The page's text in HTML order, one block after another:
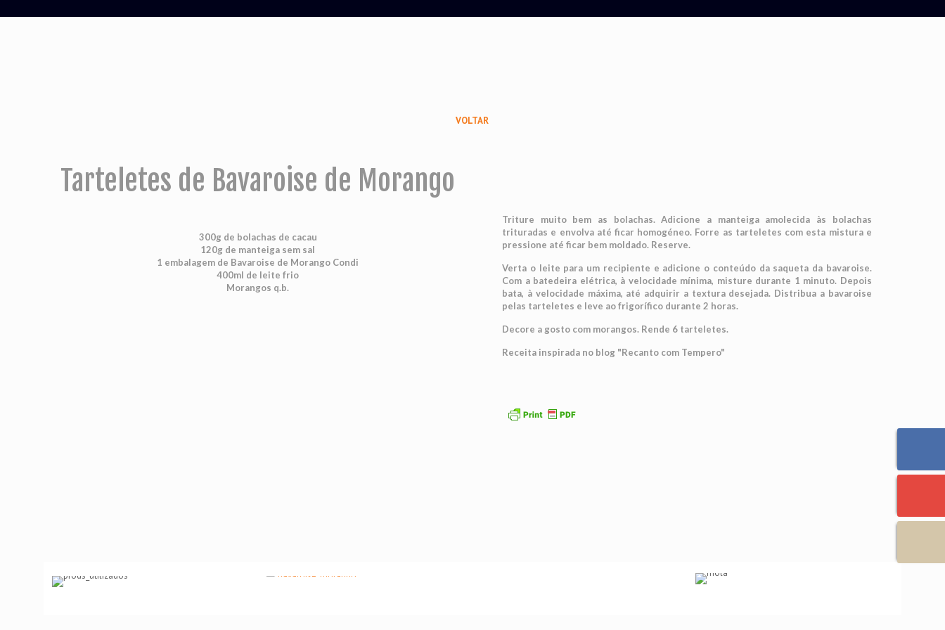
VOLTAR
Tarteletes de Bavaroise de Morango
300g de bolachas de cacau
120g de manteiga sem sal
1 embalagem de Bavaroise de Morango Condi
400ml de leite frio
Morangos q.b.
Triture muito bem as bolachas. Adicione a manteiga amolecida às bolachas
trituradas e envolva até ficar homogéneo. Forre as tarteletes com esta mistura e
pressione até ficar bem moldado. Reserve.
Verta o leite para um recipiente e adicione o conteúdo da saqueta da bavaroise.
Com a batedeira elétrica, à velocidade mínima, misture durante 1 minuto. Depois
bata, à velocidade máxima, até adquirir a textura desejada. Distribua a bavaroise
pelas tarteletes e leve ao frigorífico durante 2 horas.
Decore a gosto com morangos. Rende 6 tarteletes.
Receita inspirada no blog "Recanto com Tempero"